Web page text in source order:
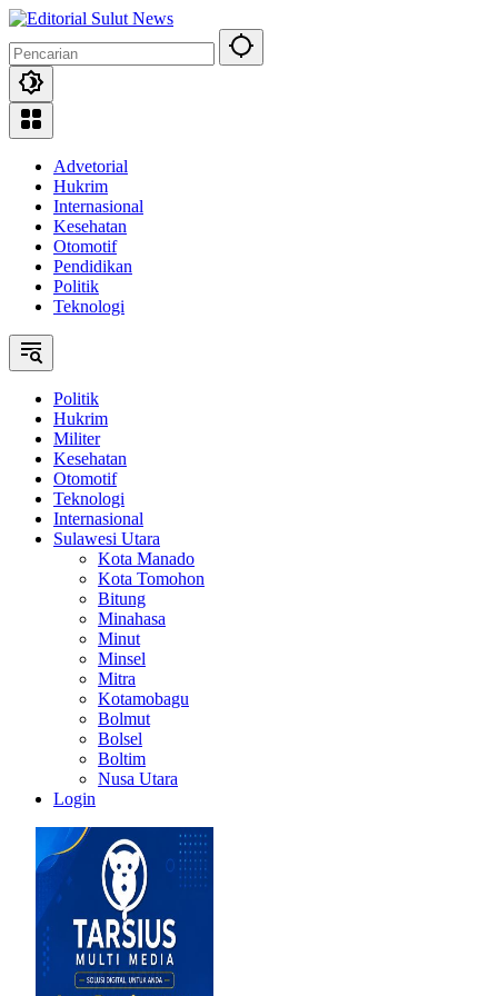
Langsung
konten
Advetorial
Hukrim
Internasional
Kesehatan
Otomotif
Pendidikan
Politik
Teknologi
Politik
Hukrim
Militer
Kesehatan
Otomotif
Teknologi
Internasional
Sulawesi Utara
Kota Manado
Kota Tomohon
Bitung
Minahasa
Minut
Minsel
Mitra
Kotamobagu
Bolmut
Bolsel
Boltim
Nusa Utara
Login